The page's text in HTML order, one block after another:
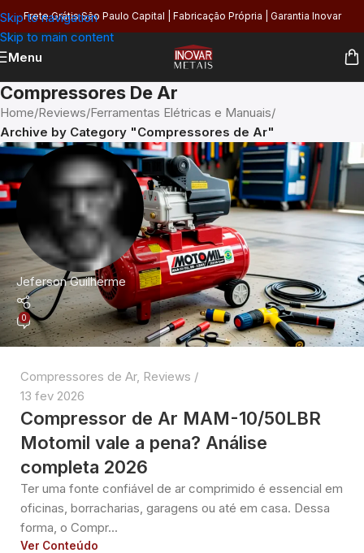
Skip to navigation
Skip to main content
Frete Grátis São Paulo Capital | Fabricação Própria | Garantia Inovar
Menu
Compressores De Ar
Home/Reviews/Ferramentas Elétricas e Manuais/
Archive by Category "Compressores de Ar"
Jeferson Guilherme
0
Compressores de Ar, Reviews
13 fev 2026
Compressor de Ar MAM-10/50LBR
Motomil vale a pena? Análise
completa 2026
Ter uma fonte confiável de ar comprimido é essencial em
oficinas, borracharias, garagens ou até em casa. Dessa
forma, o Compr...
Ver Conteúdo